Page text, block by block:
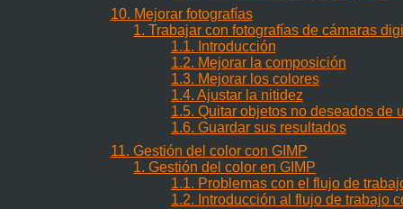
10. Mejorar fotografías
1. Trabajar con fotografías de cámaras
1.1. Introducción
1.2. Mejorar la composición
1.3. Mejorar los colores
1.4. Ajustar la nitidez
1.5. Quitar objetos no deseados de
1.6. Guardar sus resultados
11. Gestión del color con GIMP
1. Gestión del color en GIMP
1.1. Problemas con el flujo de
1.2. Introducción al flujo de trabajo